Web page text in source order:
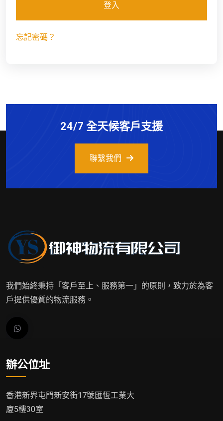
登入
忘記密碼？
24/7 全天候客戶支援
聯繫我們
我們始終秉持「客戶至上、服務第一」的原則，致力於為客
戶提供優質的物流服務。
辦公位址
香港新界屯門新安街17號匯恆工業大
廈5樓30室